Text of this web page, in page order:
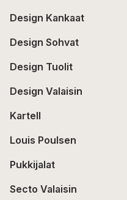
Design Kankaat
Design Sohvat
Design Tuolit
Design Valaisin
Kartell
Louis Poulsen
Pukkijalat
Secto Valaisin